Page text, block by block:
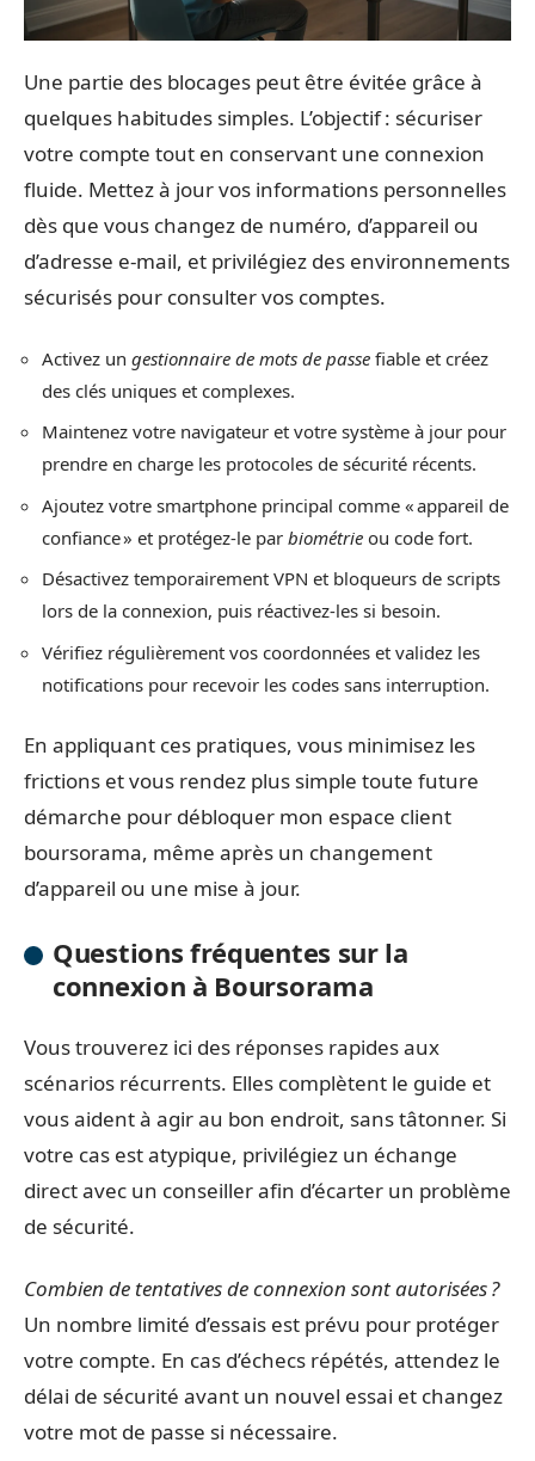
Une partie des blocages peut être évitée grâce à
quelques habitudes simples. L’objectif : sécuriser
votre compte tout en conservant une connexion
fluide. Mettez à jour vos informations personnelles
dès que vous changez de numéro, d’appareil ou
d’adresse e-mail, et privilégiez des environnements
sécurisés pour consulter vos comptes.
Activez un gestionnaire de mots de passe fiable et créez
des clés uniques et complexes.
Maintenez votre navigateur et votre système à jour pour
prendre en charge les protocoles de sécurité récents.
Ajoutez votre smartphone principal comme « appareil de
confiance » et protégez-le par biométrie ou code fort.
Désactivez temporairement VPN et bloqueurs de scripts
lors de la connexion, puis réactivez-les si besoin.
Vérifiez régulièrement vos coordonnées et validez les
notifications pour recevoir les codes sans interruption.
En appliquant ces pratiques, vous minimisez les
frictions et vous rendez plus simple toute future
démarche pour débloquer mon espace client
boursorama, même après un changement
d’appareil ou une mise à jour.
Questions fréquentes sur la
connexion à Boursorama
Vous trouverez ici des réponses rapides aux
scénarios récurrents. Elles complètent le guide et
vous aident à agir au bon endroit, sans tâtonner. Si
votre cas est atypique, privilégiez un échange
direct avec un conseiller afin d’écarter un problème
de sécurité.
Combien de tentatives de connexion sont autorisées ?
Un nombre limité d’essais est prévu pour protéger
votre compte. En cas d’échecs répétés, attendez le
délai de sécurité avant un nouvel essai et changez
votre mot de passe si nécessaire.